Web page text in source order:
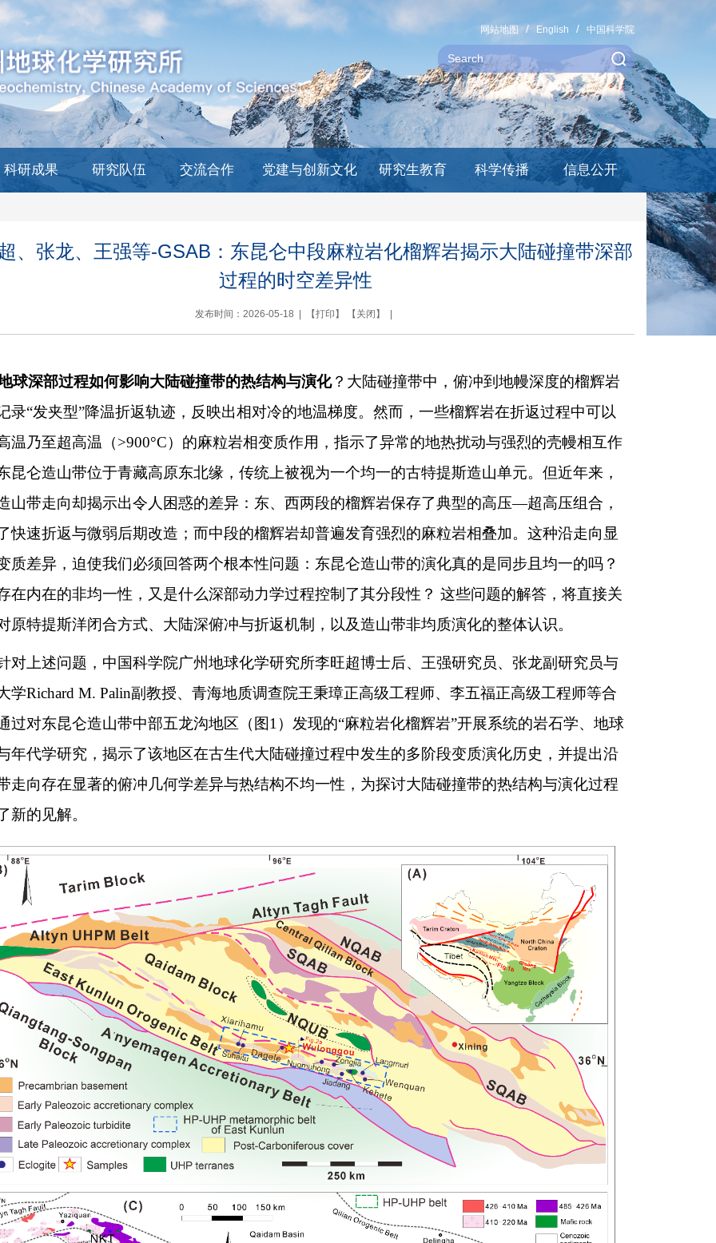
网站地图 English 中国科学院
科研成果 研究队伍 交流合作 党建与创新文化 研究生教育 科学传播 信息公开
、张龙、王强等-GSAB：东昆仑中段麻粒岩化榴辉岩揭示大陆碰撞带深部
过程的时空差异性
发布时间：2026-05-18 | 【打印 】 【 关闭 】 |
球深部过程如何影响大陆碰撞带的热结构与演化？大陆碰撞带中，俯冲到地幔深度的榴辉岩
录“发夹型”降温折返轨迹，反映出相对冷的地温梯度。然而，一些榴辉岩在折返过程中可以
温乃至超高温（>900°C）的麻粒岩相变质作用，指示了异常的地热扰动与强烈的壳幔相互作
昆仑造山带位于青藏高原东北缘，传统上被视为一个均一的古特提斯造山单元。但近年来，
山带走向却揭示出令人困惑的差异：东、西两段的榴辉岩保存了典型的高压—超高压组合，
快速折返与微弱后期改造；而中段的榴辉岩却普遍发育强烈的麻粒岩相叠加。这种沿走向显
质差异，迫使我们必须回答两个根本性问题：东昆仑造山带的演化真的是同步且均一的吗？
在内在的非均一性，又是什么深部动力学过程控制了其分段性？ 这些问题的解答，将直接关
原特提斯洋闭合方式、大陆深俯冲与折返机制，以及造山带非均质演化的整体认识。
对上述问题，中国科学院广州地球化学研究所李旺超博士后、王强研究员、张龙副研究员与
学Richard M. Palin副教授、青海地质调查院王秉璋正高级工程师、李五福正高级工程师等合
过对东昆仑造山带中部五龙沟地区（图1）发现的“麻粒岩化榴辉岩”开展系统的岩石学、地球
年代学研究，揭示了该地区在古生代大陆碰撞过程中发生的多阶段变质演化历史，并提出沿
走向存在显著的俯冲几何学差异与热结构不均一性，为探讨大陆碰撞带的热结构与演化过程
新的见解。